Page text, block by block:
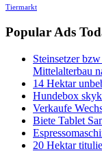
Tiermarkt
Popular Ads
Steinsetzer
Mittelalterbau
14 Hektar
Hundebox
Verkaufe
Biete Tablet
20 Hektar